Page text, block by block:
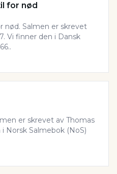
for nød
nød. Salmen er skrevet
Vi finner den i Dansk
er skrevet av Thomas
i Norsk Salmebok (NoS)